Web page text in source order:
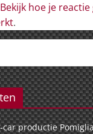
Bekijk hoe je reactie
.
car productie